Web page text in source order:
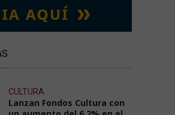
CULTURA
Lanzan Fondos Cultura con